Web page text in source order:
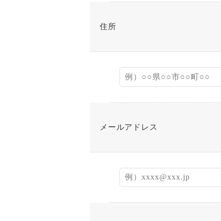
住所
メールアドレス